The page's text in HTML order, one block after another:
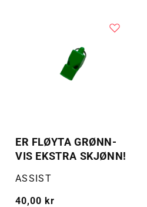
ER FLØYTA GRØNN-
VIS EKSTRA SKJØNN!
Selger:
ASSIST
Vanlig
40,00 kr